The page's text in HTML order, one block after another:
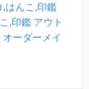
,はんこ,印鑑
,印鑑 アウト
オーダーメイ